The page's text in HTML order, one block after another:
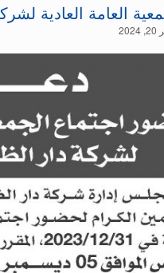
العامة العادية